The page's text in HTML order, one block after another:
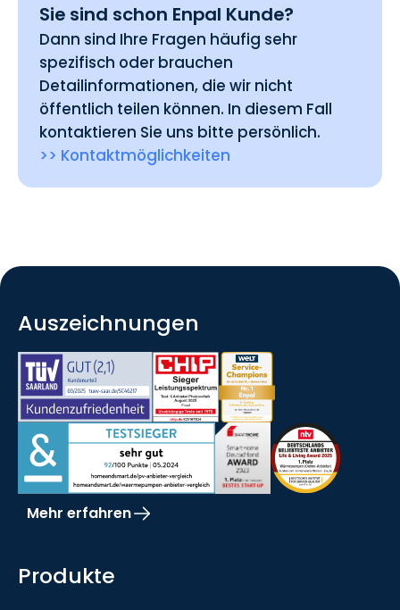
Sie sind schon Enpal Kunde?
Dann sind Ihre Fragen häufig sehr
spezifisch oder brauchen
Detailinformationen, die wir nicht
öffentlich teilen können. In diesem Fall
kontaktieren Sie uns bitte persönlich.
>> Kontaktmöglichkeiten
Auszeichnungen
Mehr erfahren
Produkte